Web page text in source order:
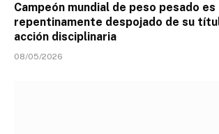
Campeón mundial de peso pesado es
repentinamente despojado de su
acción disciplinaria
08/05/2026